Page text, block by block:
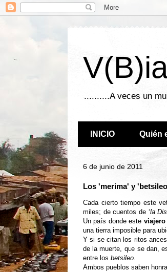
..........A veces un
INICIO Quién
6 de junio de 2011
Los 'merima' y
Cada cierto tiempo este
miles; de cuentos de ‘la
Un país donde este viajero
una tierra imposible para
Y si se citan los ritos
de la muerte, que se dan,
entre los betsileo.
Ambos pueblos saben